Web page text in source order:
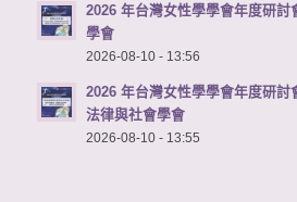
2026 年台灣女性學學會年度研
學會
2026-08-10 - 13:56
2026 年台灣女性學學會年度研討
法律與社會學會
2026-08-10 - 13:55